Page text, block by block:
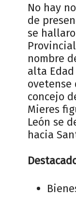
No hay
de
se
nombre
alta
ovetense
concejo
Mieres
León se
hacia